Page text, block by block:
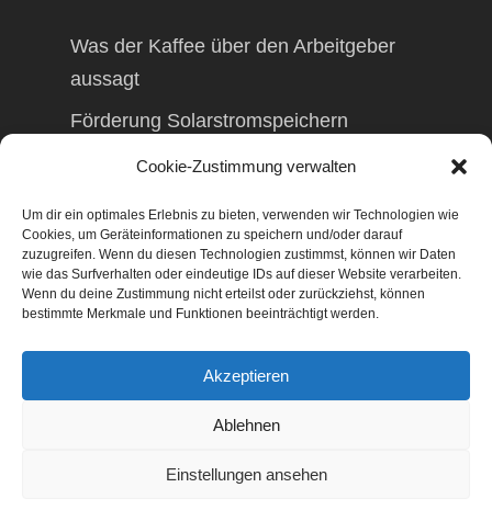
Cookie-Zustimmung verwalten
Um dir ein optimales Erlebnis zu bieten, verwenden wir Technologien wie
Cookies, um Geräteinformationen zu speichern und/oder darauf
zuzugreifen. Wenn du diesen Technologien zustimmst, können wir Daten
wie das Surfverhalten oder eindeutige IDs auf dieser Website verarbeiten.
Wenn du deine Zustimmung nicht erteilst oder zurückziehst, können
bestimmte Merkmale und Funktionen beeinträchtigt werden.
Akzeptieren
Ablehnen
Einstellungen ansehen
Was der Kaffee über den Arbeitgeber
aussagt
Förderung Solarstromspeichern
Förderung Balkonkraftwerk
© 2026 TAXolution – Beratung,
Lohnabrechnungen, Erfassung lfd.
Lohnabrechnung, Betriebswirtschaftliche
Beratung, Finanzierungsberatung,
Gestaltungsberatung,
Existenzgründungsberatung, Marketing,